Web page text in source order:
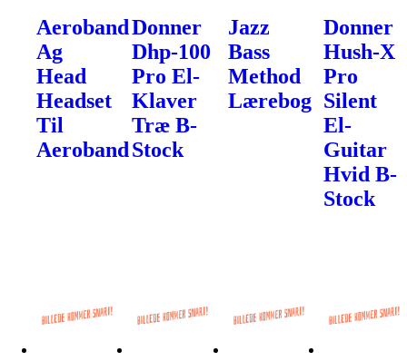
Aeroband
Ag
Head
Headset
Til
Aeroband
Donner
Dhp-100
Pro El-
Klaver
Træ B-
Stock
Jazz
Bass
Method
Lærebog
Donner
Hush-X
Pro
Silent
El-
Guitar
Hvid B-
Stock